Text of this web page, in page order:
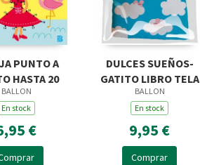
PUNTO A
HASTA 20
BALLON
En stock
€
DULCES SUEÑOS-
GATITO LIBRO TELA
BALLON
En stock
9,95 €
Comprar